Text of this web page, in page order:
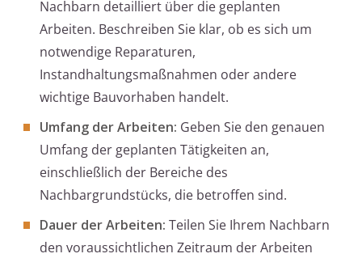
Nachbarn detailliert über die geplanten
Arbeiten. Beschreiben Sie klar, ob es sich um
notwendige Reparaturen,
Instandhaltungsmaßnahmen oder andere
wichtige Bauvorhaben handelt.
Umfang der Arbeiten: Geben Sie den genauen
Umfang der geplanten Tätigkeiten an,
einschließlich der Bereiche des
Nachbargrundstücks, die betroffen sind.
Dauer der Arbeiten: Teilen Sie Ihrem Nachbarn
den voraussichtlichen Zeitraum der Arbeiten